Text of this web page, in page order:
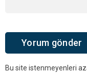
Bu site istenmeyenleri